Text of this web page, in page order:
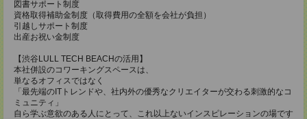
図書サポート制度
資格取得補助金制度（取得費用の全額を会社が負担）
引越しサポート制度
出産お祝い金制度
【渋谷LULL TECH BEACHの活用】
本社併設のコワーキングスペースは、
単なるオフィスではなく
「最先端のITトレンドや、社内外の優秀なクリエイターが交わる刺激的なコ
ミュニティ」
自ら学ぶ意欲のある人にとって、これ以上ないインスピレーションの場です